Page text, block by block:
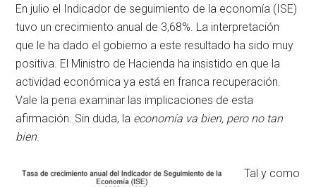
En julio el Indicador de seguimiento de la economía (ISE)
tuvo un crecimiento anual de 3,68%. La interpretación
que le ha dado el gobierno a este resultado ha sido muy
positiva. El Ministro de Hacienda ha insistido en que la
actividad económica ya está en franca recuperación.
Vale la pena examinar las implicaciones de esta
afirmación. Sin duda, la economía va bien, pero no tan
bien.
Tal y como